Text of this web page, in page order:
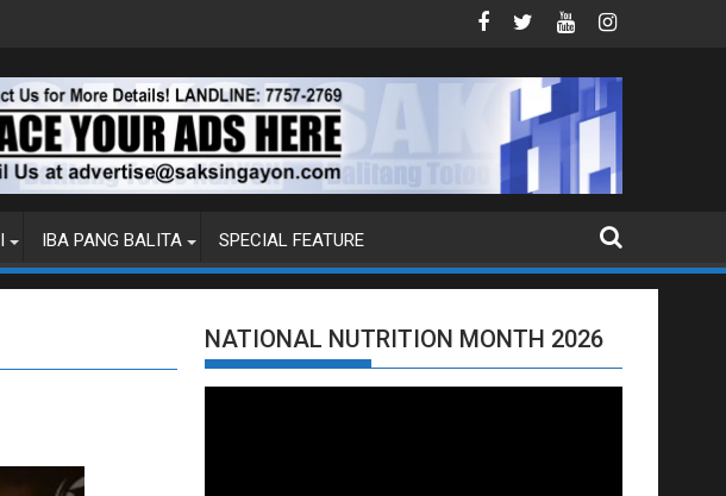
Sa tulong ng German expertise PNP
IBA PANG BALITA SPECIAL FEATURE
NATIONAL NUTRITION MONTH 2026